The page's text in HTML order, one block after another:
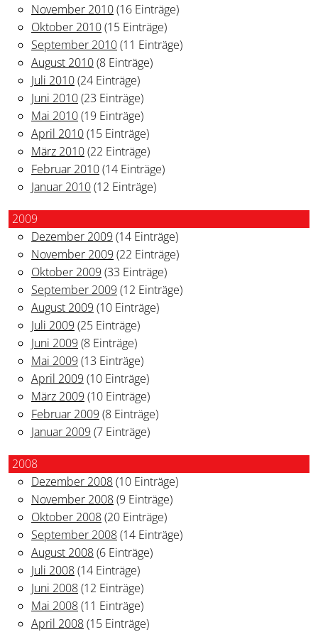
November 2010(16 Einträge)
Oktober 2010(15 Einträge)
September 2010(11 Einträge)
August 2010(8 Einträge)
Juli 2010(24 Einträge)
Juni 2010(23 Einträge)
Mai 2010(19 Einträge)
April 2010(15 Einträge)
März 2010(22 Einträge)
Februar 2010(14 Einträge)
Januar 2010(12 Einträge)
2009
Dezember 2009 (14 Einträge)
November 2009 (22 Einträge)
Oktober 2009 (33 Einträge)
September 2009 (12 Einträge)
August 2009 (10 Einträge)
Juli 2009 (25 Einträge)
Juni 2009 (8 Einträge)
Mai 2009 (13 Einträge)
April 2009 (10 Einträge)
März 2009 (10 Einträge)
Februar 2009 (8 Einträge)
Januar 2009 (7 Einträge)
2008
Dezember 2008(10 Einträge)
November 2008(9 Einträge)
Oktober 2008(20 Einträge)
September 2008(14 Einträge)
August 2008(6 Einträge)
Juli 2008(14 Einträge)
Juni 2008(12 Einträge)
Mai 2008(11 Einträge)
April 2008(15 Einträge)